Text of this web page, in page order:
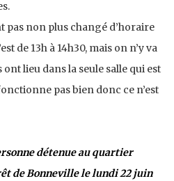
pas non plus changé d’horaire
de 13h à 14h30, mais on n’y va
lieu dans la seule salle qui est
pas bien donc ce n’est
détenue au quartier
de Bonneville le lundi 22 juin